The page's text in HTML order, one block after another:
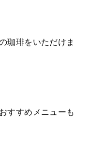
珈琲をいただけま
すすめメニューも